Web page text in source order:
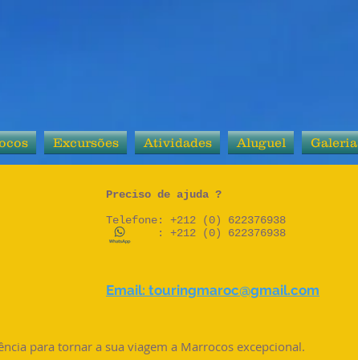
Excursões Atividades Aluguel Galeria
Preciso de ajuda ?
Telefone: +212 (0) 622376938
: +212 (0) 622376938
Email: touringmaroc@gmail.com
para tornar a sua viagem a Marrocos excepcional.